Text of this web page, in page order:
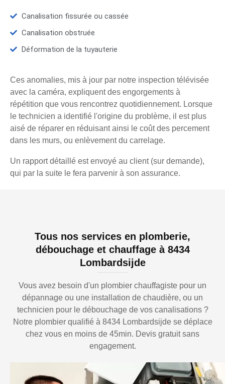
Canalisation fissurée ou cassée
Canalisation obstruée
Déformation de la tuyauterie
Ces anomalies, mis à jour par notre inspection télévisée
avec la caméra, expliquent des engorgements à
répétition que vous rencontrez quotidiennement. Lorsque
le technicien a identifié l'origine du problème, il est plus
aisé de réparer en réduisant ainsi le coût des percement
dans les murs, ou enlèvement du carrelage.
Un rapport détaillé est envoyé au client (sur demande),
qui par la suite le fera parvenir à son assurance.
Tous nos services en plomberie,
débouchage et chauffage à 8434
Lombardsijde
Vous avez besoin d'un plombier chauffagiste pour un
dépannage ou une installation de chaudière, ou un
technicien pour le débouchage de vos canalisations ?
Notre plombier qualifié à 8434 Lombardsijde se déplace
chez vous en moins de 45min. Devis gratuit sans
engagement.